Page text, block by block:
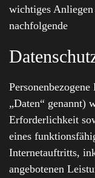
wichtiges
nachfolgende
„Daten“ genannt)
Erforderlichkeit
eines
Internetauftritts,
angebotenen